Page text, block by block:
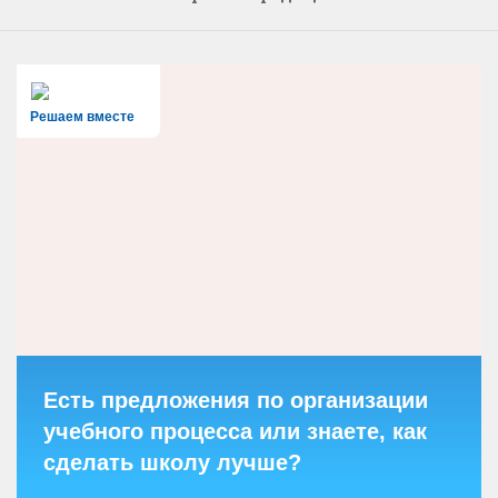
Решаем вместе
Есть предложения по организации
учебного процесса или знаете, как
сделать школу лучше?